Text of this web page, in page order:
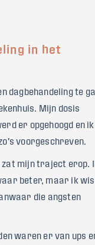
in het
dagbehandeling te
Mijn dosis
er opgehoogd en ik
voorgeschreven.
zat mijn traject erop.
beter, maar ik
die angsten
waren er van ups